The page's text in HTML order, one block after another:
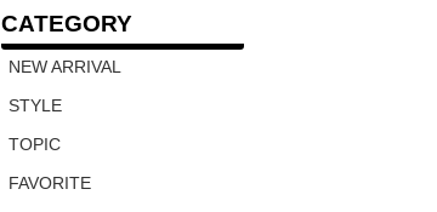
CATEGORY
NEW ARRIVAL
STYLE
TOPIC
FAVORITE